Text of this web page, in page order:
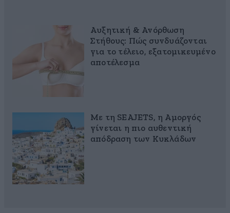
Αυξητική & Ανόρθωση
Στήθους: Πώς συνδυάζονται
για το τέλειο, εξατομικευμένο
αποτέλεσμα
Με τη SEAJETS, η Αμοργός
γίνεται η πιο αυθεντική
απόδραση των Κυκλάδων